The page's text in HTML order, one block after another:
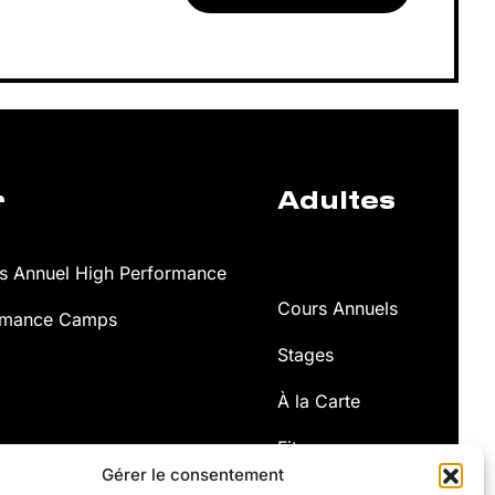
Gérer le consentement
Annuel High Performance
Camps
Adultes
Cours Annuels
Stages
À la Carte
Fitness